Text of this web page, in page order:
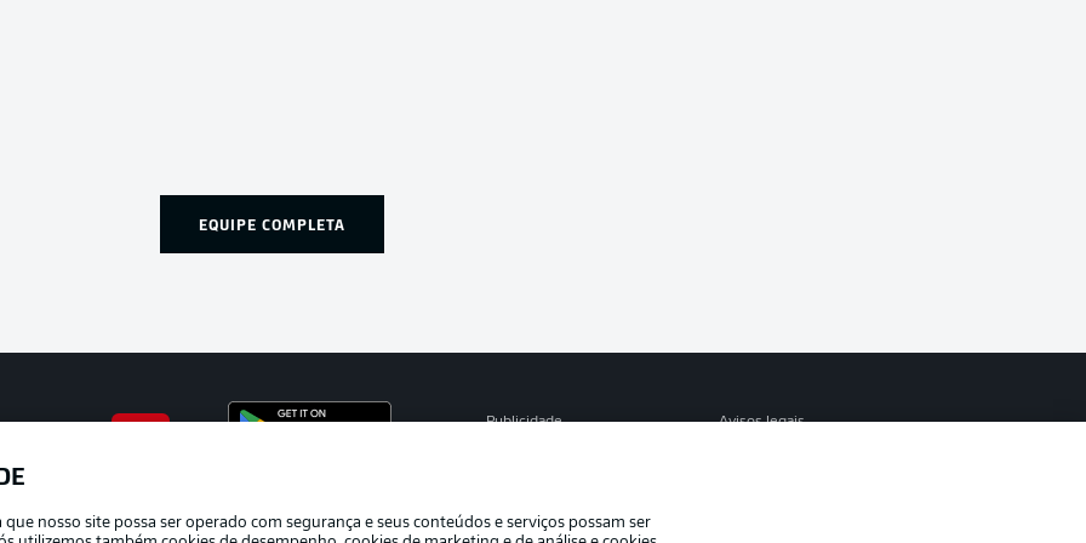
EQUIPE COMPLETA
Publicidade Avisos legais
Marca
nosso site possa ser operado com segurança e seus conteúdos e serviços possam ser